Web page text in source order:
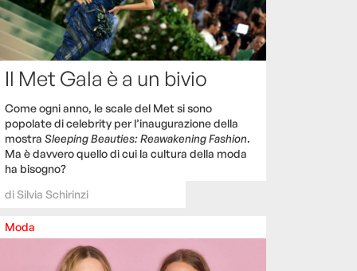
Il Met Gala è a un bivio
Come ogni anno, le scale del Met si sono
popolate di celebrity per l’inaugurazione della
mostra Sleeping Beauties: Reawakening Fashion.
Ma è davvero quello di cui la cultura della moda
ha bisogno?
diSilvia Schirinzi
Moda